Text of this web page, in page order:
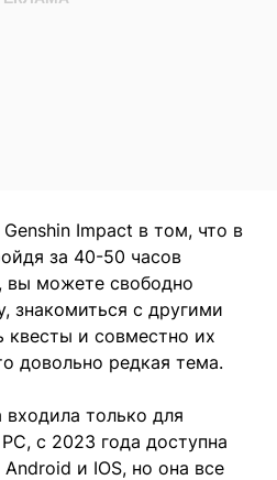
Impact в том, что в
за 40-50 часов
вы можете свободно
знакомиться с другими
квесты и совместно их
довольно редкая тема.
входила только для
с 2023 года доступна
и IOS, но она все